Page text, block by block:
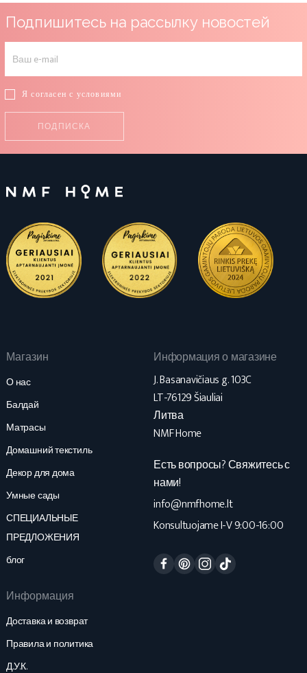
Подпишитесь на рассылку новостей
Я согласен с условиями
Магазин
О нас
Балдай
Матрасы
Домашний текстиль
Декор для дома
Умные сады
СПЕЦИАЛЬНЫЕ
ПРЕДЛОЖЕНИЯ
блог
Информация
Доставка и возврат
Правила и политика
Д.У.К.
Информация о магазине
J. Basanavičiaus g. 103C
LT-76129 Šiauliai
Литва
NMF Home
Есть вопросы? Свяжитесь с
нами!
info@nmfhome.lt
Konsultuojame I-V 9:00-16:00
FacebookPinterestInstagram